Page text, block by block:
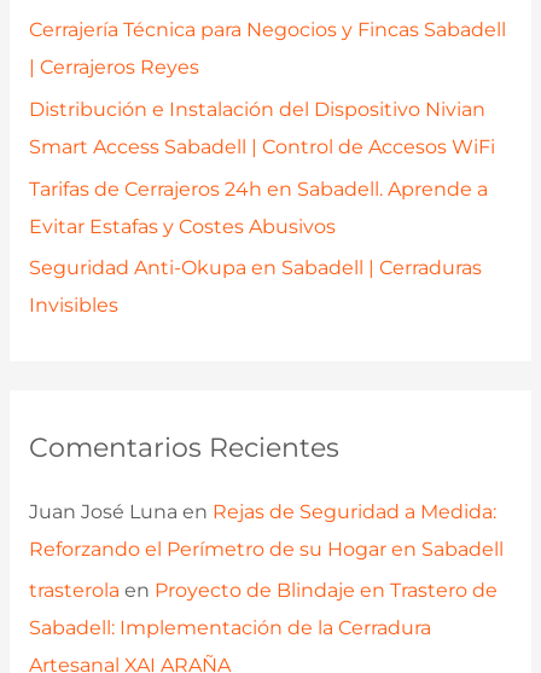
:
Cerrajería Técnica para Negocios y Fincas Sabadell
| Cerrajeros Reyes
Distribución e Instalación del Dispositivo Nivian
Smart Access Sabadell | Control de Accesos WiFi
Tarifas de Cerrajeros 24h en Sabadell. Aprende a
Evitar Estafas y Costes Abusivos
Seguridad Anti-Okupa en Sabadell | Cerraduras
Invisibles
Comentarios Recientes
Juan José Luna en Rejas de Seguridad a Medida:
Reforzando el Perímetro de su Hogar en Sabadell
trasterola en Proyecto de Blindaje en Trastero de
Sabadell: Implementación de la Cerradura
Artesanal XAI ARAÑA